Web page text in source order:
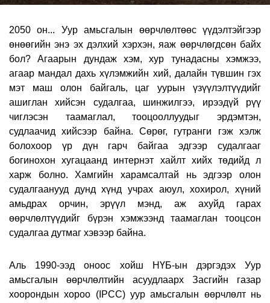
2050 он... Уур амьсгалын өөрчлөлтөөс үүдэлтэйгээр
өнөөгийн энэ эх дэлхий хэрхэн, яаж өөрчлөгдсөн байх
бол? Агаарын дундаж хэм, хур тунадасны хэмжээ,
агаар мандал дахь хүлэмжийн хий, далайн түвшин гэх
мэт маш олон байгаль, цаг уурын үзүүлэлтүүдийг
ашиглан хийсэн судалгаа, шинжилгээ, ирээдүй рүү
чиглэсэн таамаглал, тооцооллуудыг эрдэмтэн,
судлаачид хийсээр байна. Сөрөг, гутранги гэж хэлж
болохоор үр дүн гарч байгаа эдгээр судалгааг
богинохон хугацаанд интернэт хайлт хийх төдийд л
харж болно. Хамгийн харамсалтай нь эдгээр олон
судалгаанууд дунд хүнд учрах аюул, хохирол, хүний
амьдрах орчин, эрүүл мэнд, аж ахуйд гарах
өөрчлөлтүүдийг бүрэн хэмжээнд таамаглан тооцсон
судалгаа дутмаг хэвээр байна.
Аль 1990-ээд оноос хойш НҮБ-ын дэргэдэх Уур
амьсгалын өөрчлөлтийн асуудлаарх Засгийн газар
хоорондын хороо (IPCC) уур амьсгалын өөрчлөлт нь